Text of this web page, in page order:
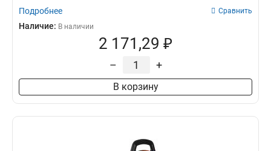
Подробнее Сравнить
Наличие: В наличии
2 171,29 ₽
– +
В корзину